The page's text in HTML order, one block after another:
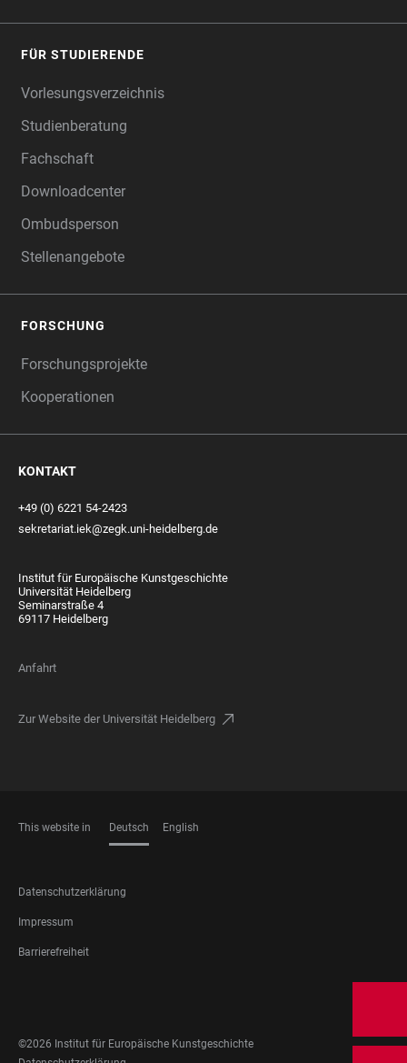
FÜR STUDIERENDE
Vorlesungsverzeichnis
Studienberatung
Fachschaft
Downloadcenter
Ombudsperson
Stellenangebote
FORSCHUNG
Forschungsprojekte
Kooperationen
KONTAKT
+49 (0) 6221 54-2423
sekretariat.iek@zegk.uni-heidelberg.de
Institut für Europäische Kunstgeschichte
Universität Heidelberg
Seminarstraße 4
69117 Heidelberg
Anfahrt
Zur Website der Universität Heidelberg
This website in Deutsch English
FOOTER
LEGAL
Datenschutzerklärung
Impressum
Barrierefreiheit
MEDIA
©2026 Institut für Europäische Kunstgeschichte